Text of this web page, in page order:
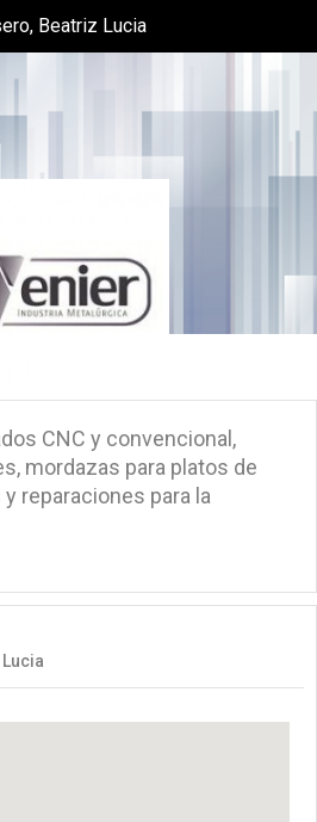
Beatriz Lucia
CNC y convencional,
mordazas para platos de
reparaciones para la